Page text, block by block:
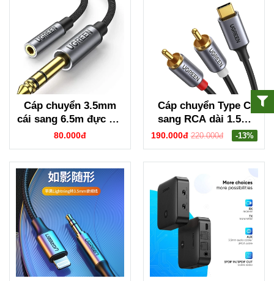
Cáp chuyển 3.5mm
cái sang 6.5m đực dài
25cm Ugreen 20498
80.000đ
Cáp chuyển Type C
sang RCA dài 1.5m
Ugreen 20193
190.000đ 220.000đ -13%